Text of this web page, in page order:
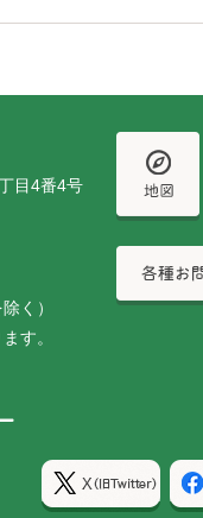
目4番4号
く）
す。